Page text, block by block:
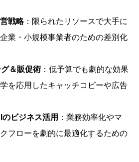
戦略：限られたリソースで大手に
業・小規模事業者のための差別化
＆販促術：低予算でも劇的な効果
を応用したキャッチコピーや広告
ビジネス活用 ：業務効率化やマ
フローを劇的に最適化するための